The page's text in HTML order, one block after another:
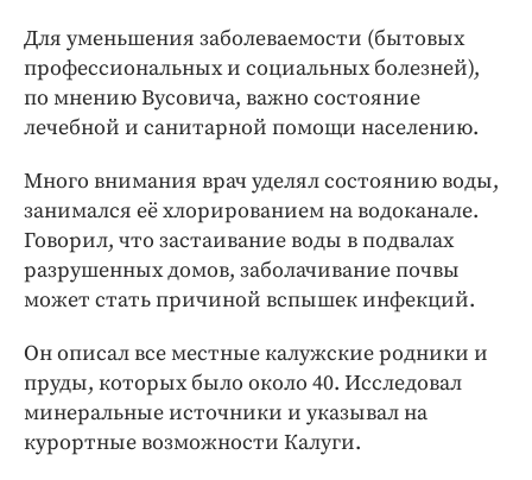
Для уменьшения заболеваемости (бытовых
профессиональных и социальных болезней),
по мнению Вусовича, важно состояние
лечебной и санитарной помощи населению.
Много внимания врач уделял состоянию воды,
занимался её хлорированием на водоканале.
Говорил, что застаивание воды в подвалах
разрушенных домов, заболачивание почвы
может стать причиной вспышек инфекций.
Он описал все местные калужские родники и
пруды, которых было около 40. Исследовал
минеральные источники и указывал на
курортные возможности Калуги.